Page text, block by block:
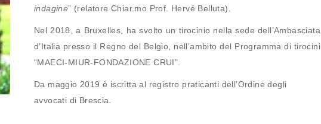
indagine” (relatore Chiar.mo Prof. Hervé Belluta).
Nel 2018, a Bruxelles, ha svolto un tirocinio nella sede dell’Ambasciata
d’Italia presso il Regno del Belgio, nell’ambito del Programma di tirocini
“MAECI-MIUR-FONDAZIONE CRUI”.
Da maggio 2019 è iscritta al registro praticanti dell’Ordine degli
avvocati di Brescia.